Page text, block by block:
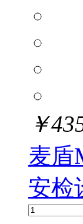
￥
麦盾
安检